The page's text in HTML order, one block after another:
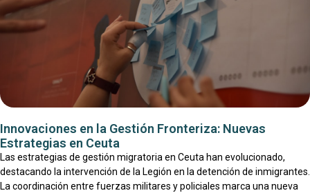
Innovaciones en la Gestión Fronteriza: Nuevas
Estrategias en Ceuta
Las estrategias de gestión migratoria en Ceuta han evolucionado,
destacando la intervención de la Legión en la detención de inmigrantes.
La coordinación entre fuerzas militares y policiales marca una nueva